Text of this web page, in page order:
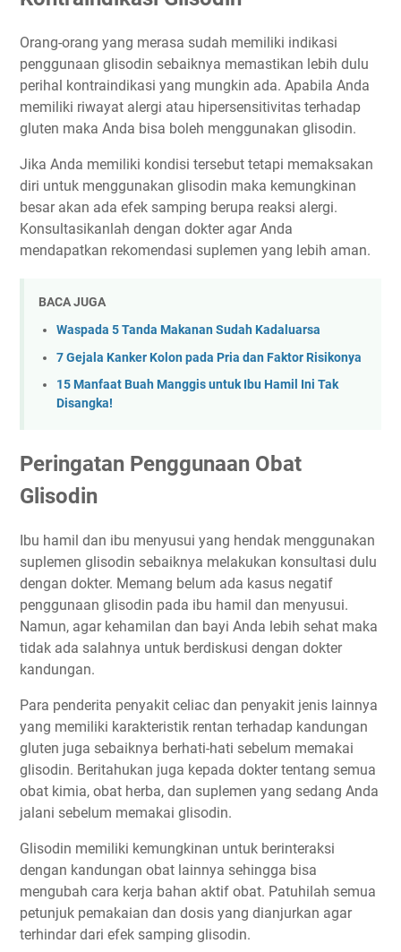
Orang-orang yang merasa sudah memiliki indikasi
penggunaan glisodin sebaiknya memastikan lebih dulu
perihal kontraindikasi yang mungkin ada. Apabila Anda
memiliki riwayat alergi atau hipersensitivitas terhadap
gluten maka Anda bisa boleh menggunakan glisodin.
Jika Anda memiliki kondisi tersebut tetapi memaksakan
diri untuk menggunakan glisodin maka kemungkinan
besar akan ada efek samping berupa reaksi alergi.
Konsultasikanlah dengan dokter agar Anda
mendapatkan rekomendasi suplemen yang lebih aman.
BACA JUGA
Waspada 5 Tanda Makanan Sudah Kadaluarsa
7 Gejala Kanker Kolon pada Pria dan Faktor Risikonya
15 Manfaat Buah Manggis untuk Ibu Hamil Ini Tak
Disangka!
Peringatan Penggunaan Obat
Glisodin
Ibu hamil dan ibu menyusui yang hendak menggunakan
suplemen glisodin sebaiknya melakukan konsultasi dulu
dengan dokter. Memang belum ada kasus negatif
penggunaan glisodin pada ibu hamil dan menyusui.
Namun, agar kehamilan dan bayi Anda lebih sehat maka
tidak ada salahnya untuk berdiskusi dengan dokter
kandungan.
Para penderita penyakit celiac dan penyakit jenis lainnya
yang memiliki karakteristik rentan terhadap kandungan
gluten juga sebaiknya berhati-hati sebelum memakai
glisodin. Beritahukan juga kepada dokter tentang semua
obat kimia, obat herba, dan suplemen yang sedang Anda
jalani sebelum memakai glisodin.
Glisodin memiliki kemungkinan untuk berinteraksi
dengan kandungan obat lainnya sehingga bisa
mengubah cara kerja bahan aktif obat. Patuhilah semua
petunjuk pemakaian dan dosis yang dianjurkan agar
terhindar dari efek samping glisodin.